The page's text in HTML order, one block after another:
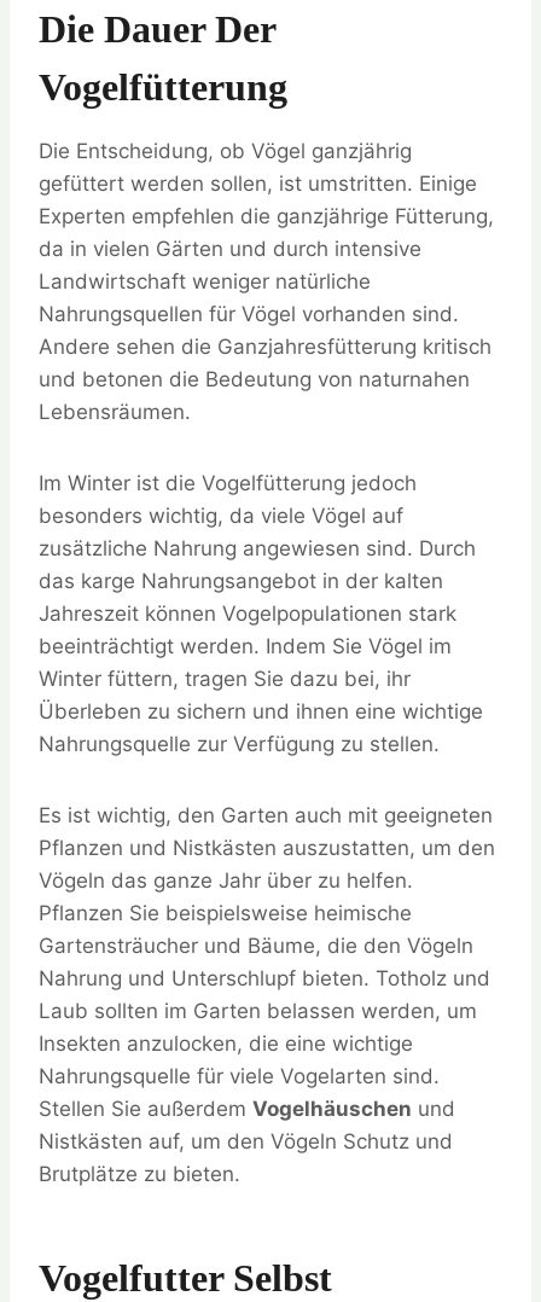
Die Dauer Der
Vogelfütterung
Die Entscheidung, ob Vögel ganzjährig
gefüttert werden sollen, ist umstritten. Einige
Experten empfehlen die ganzjährige Fütterung,
da in vielen Gärten und durch intensive
Landwirtschaft weniger natürliche
Nahrungsquellen für Vögel vorhanden sind.
Andere sehen die Ganzjahresfütterung kritisch
und betonen die Bedeutung von naturnahen
Lebensräumen.
Im Winter ist die Vogelfütterung jedoch
besonders wichtig, da viele Vögel auf
zusätzliche Nahrung angewiesen sind. Durch
das karge Nahrungsangebot in der kalten
Jahreszeit können Vogelpopulationen stark
beeinträchtigt werden. Indem Sie Vögel im
Winter füttern, tragen Sie dazu bei, ihr
Überleben zu sichern und ihnen eine wichtige
Nahrungsquelle zur Verfügung zu stellen.
Es ist wichtig, den Garten auch mit geeigneten
Pflanzen und Nistkästen auszustatten, um den
Vögeln das ganze Jahr über zu helfen.
Pflanzen Sie beispielsweise heimische
Gartensträucher und Bäume, die den Vögeln
Nahrung und Unterschlupf bieten. Totholz und
Laub sollten im Garten belassen werden, um
Insekten anzulocken, die eine wichtige
Nahrungsquelle für viele Vogelarten sind.
Stellen Sie außerdem Vogelhäuschen und
Nistkästen auf, um den Vögeln Schutz und
Brutplätze zu bieten.
Vogelfutter Selbst